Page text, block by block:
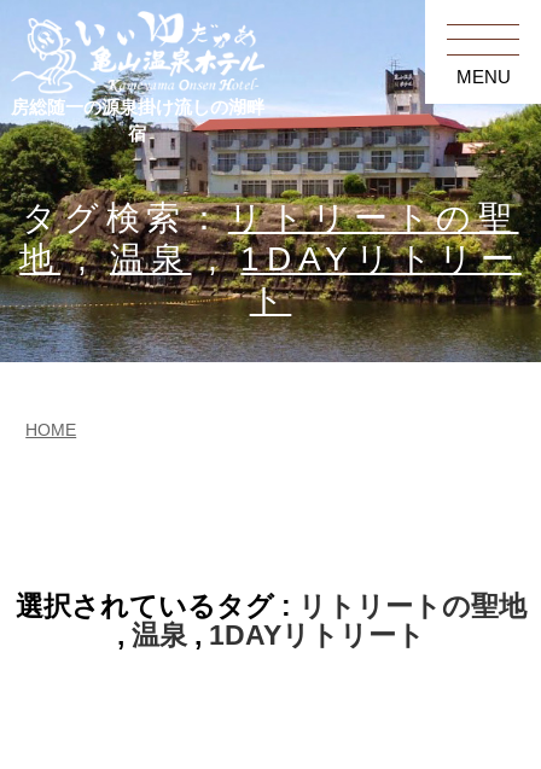
房総随一の源泉掛け流しの湖畔
宿
MENU
タグ検索：リトリートの聖
地,温泉,1DAYリトリー
ト
HOME
選択されているタグ : リトリートの聖地
, 温泉 , 1DAYリトリート